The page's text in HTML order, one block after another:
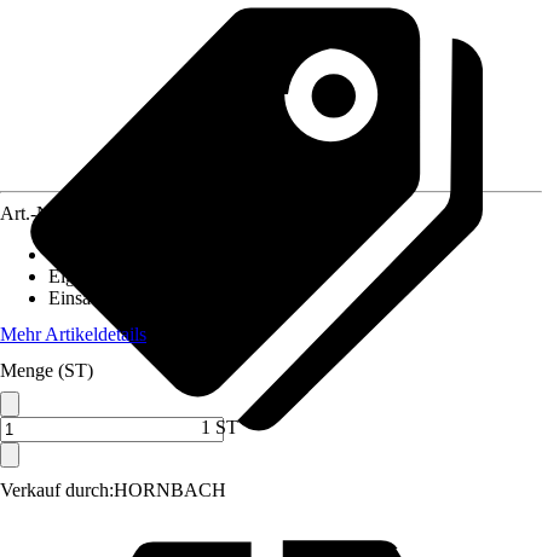
Verkauf durch:HORNBACH
Art.-Nr.
Eigenschaft
Einsatzbereich
Mehr Artikeldetails
Menge (ST)
1 ST